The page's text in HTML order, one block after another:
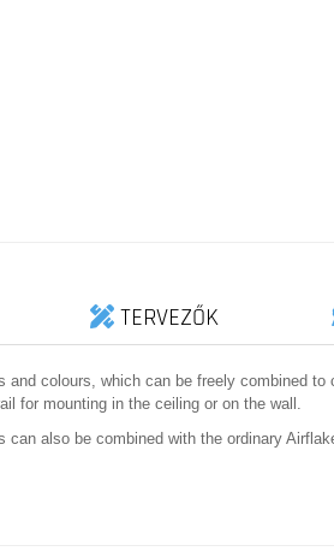
TERVEZŐK
colours, which can be freely combined
for mounting in the ceiling or on the wall.
also be combined with the ordinary